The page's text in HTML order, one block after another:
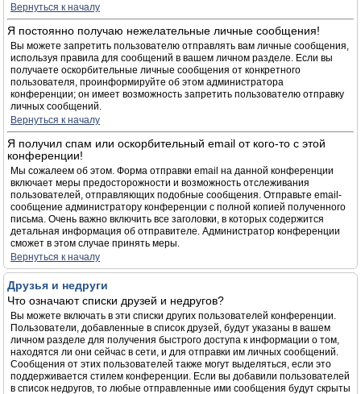
Вернуться к началу
Я постоянно получаю нежелательные личные сообщения!
Вы можете запретить пользователю отправлять вам личные сообщения,
используя правила для сообщений в вашем личном разделе. Если вы
получаете оскорбительные личные сообщения от конкретного
пользователя, проинформируйте об этом администратора
конференции; он имеет возможность запретить пользователю отправку
личных сообщений.
Вернуться к началу
Я получил спам или оскорбительный email от кого-то с этой
конференции!
Мы сожалеем об этом. Форма отправки email на данной конференции
включает меры предосторожности и возможность отслеживания
пользователей, отправляющих подобные сообщения. Отправьте email-
сообщение администратору конференции с полной копией полученного
письма. Очень важно включить все заголовки, в которых содержится
детальная информация об отправителе. Администратор конференции
сможет в этом случае принять меры.
Вернуться к началу
Друзья и недруги
Что означают списки друзей и недругов?
Вы можете включать в эти списки других пользователей конференции.
Пользователи, добавленные в список друзей, будут указаны в вашем
личном разделе для получения быстрого доступа к информации о том,
находятся ли они сейчас в сети, и для отправки им личных сообщений.
Сообщения от этих пользователей также могут выделяться, если это
поддерживается стилем конференции. Если вы добавили пользователей
в список недругов, то любые отправленные ими сообщения будут скрыты